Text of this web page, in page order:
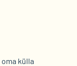
külla